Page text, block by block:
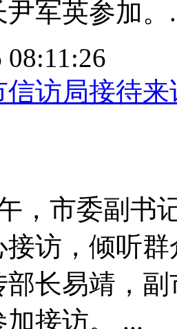
军英参加。
08:11:26
信访局接待来
，市委副书
访，倾听
部长易靖，
接访。 ...